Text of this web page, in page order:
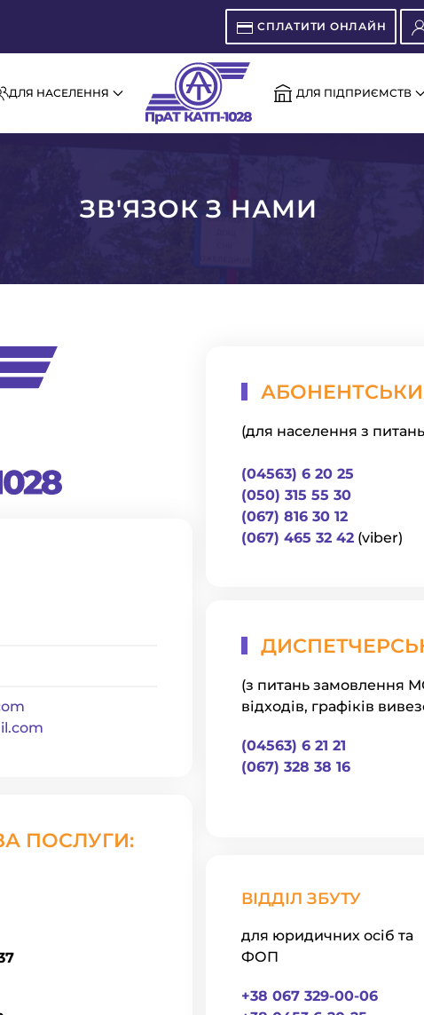
СПЛАТИТИ ОНЛАЙН
ДЛЯ НАСЕЛЕННЯ ДЛЯ ПІДПРИЄМСТВ
ЗВ'ЯЗОК З НАМИ
ПОСЛУГИ:
(для населення з
(04563) 6 20 25
(050) 315 55 30
(067) 816 30 12
(067) 465 32 42 (viber)
(з питань замовлення
відходів, графіків
(04563) 6 21 21
(067) 328 38 16
ВІДДІЛ ЗБУТУ
для юридичних осіб та
ФОП
+38 067 329-00-06